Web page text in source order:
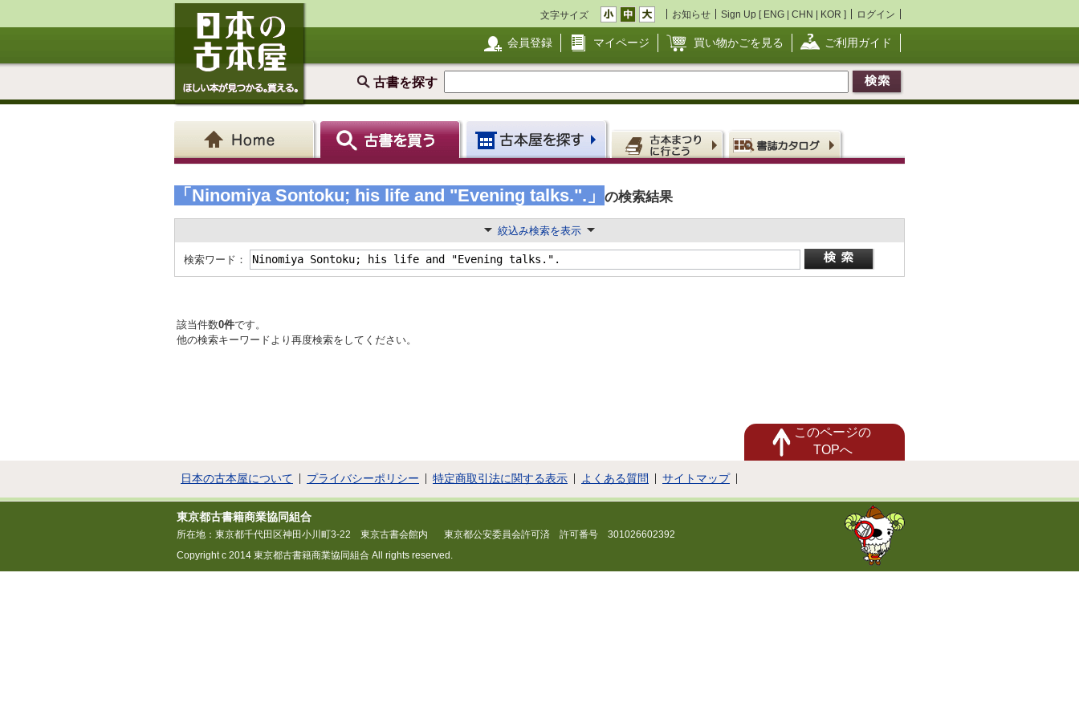
文字サイズ お知らせ Sign Up [ ENG | CHN | KOR ] ログイン
会員登録 マイページ 買い物かごを見る ご利用ガイド
古書を探す
「Ninomiya Sontoku; his life and "Evening talks.".」 の検索結果
絞込み検索を表示
検索ワード：
該当件数0件です。
他の検索キーワードより再度検索をしてください。
このページの
TOPへ
日本の古本屋について プライバシーポリシー 特定商取引法に関する表示 よくある質問 サイトマップ
東京都古書籍商業協同組合
所在地：東京都千代田区神田小川町3-22 東京古書会館内
東京都公安委員会許可済 許可番号 301026602392
Copyright c 2014 東京都古書籍商業協同組合 All rights reserved.